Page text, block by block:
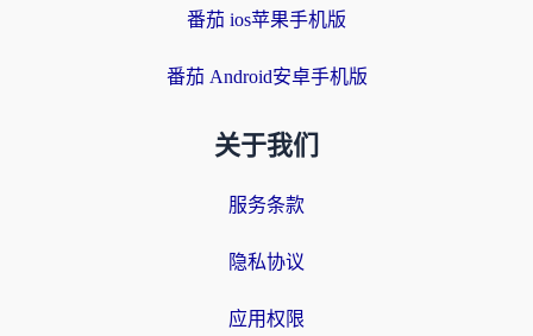
番茄 ios苹果手机版
番茄 Android安卓手机版
关于我们
服务条款
隐私协议
应用权限